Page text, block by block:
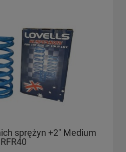
sprężyn +2" Medium
RFR40